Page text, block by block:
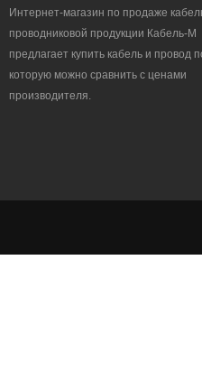
Интернет-магазин по продаже
проводниковой продукции Кабель-М
предлагает купить кабель и провод
которую можно сравнить с ценами
производителя.